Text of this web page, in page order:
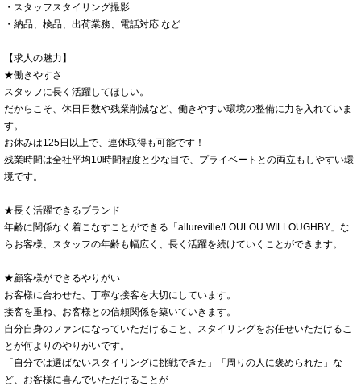
・スタッフスタイリング撮影
・納品、検品、出荷業務、電話対応 など
【求人の魅力】
★働きやすさ
スタッフに長く活躍してほしい。
だからこそ、休日日数や残業削減など、働きやすい環境の整備に力を入れていま
す。
お休みは125日以上で、連休取得も可能です！
残業時間は全社平均10時間程度と少な目で、プライベートとの両立もしやすい環
境です。
★長く活躍できるブランド
年齢に関係なく着こなすことができる「allureville/LOULOU WILLOUGHBY」な
らお客様、スタッフの年齢も幅広く、長く活躍を続けていくことができます。
★顧客様ができるやりがい
お客様に合わせた、丁寧な接客を大切にしています。
接客を重ね、お客様との信頼関係を築いていきます。
自分自身のファンになっていただけること、スタイリングをお任せいただけるこ
とが何よりのやりがいです。
「自分では選ばないスタイリングに挑戦できた」「周りの人に褒められた」な
ど、お客様に喜んでいただけることが